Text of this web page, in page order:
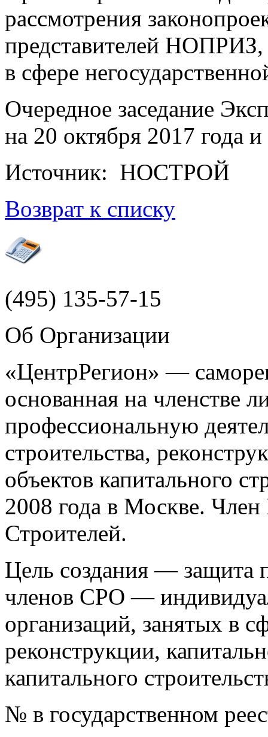
рассмотрения
представителей
в сфере
Очередное заседание
на 20 октября 2017 года
Источник: НОСТРОЙ
Возврат к списку
(495) 135-57-15
Об Организации
«ЦентрРегион» —
основанная на членстве
профессиональную
строительства,
объектов капитального
2008 года в Москве.
Строителей.
Цель создания — защита
членов СРО —
организаций, занятых в
реконструкции,
капитального
№ в государственном